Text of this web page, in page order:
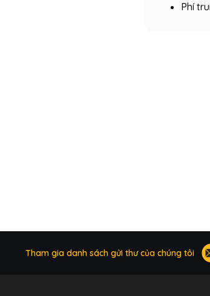
Phí
Tham gia danh sách gửi thư của chúng tôi